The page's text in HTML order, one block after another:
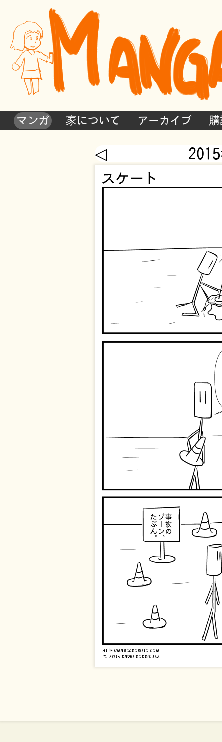
マンガ 家について アーカイブ
◁